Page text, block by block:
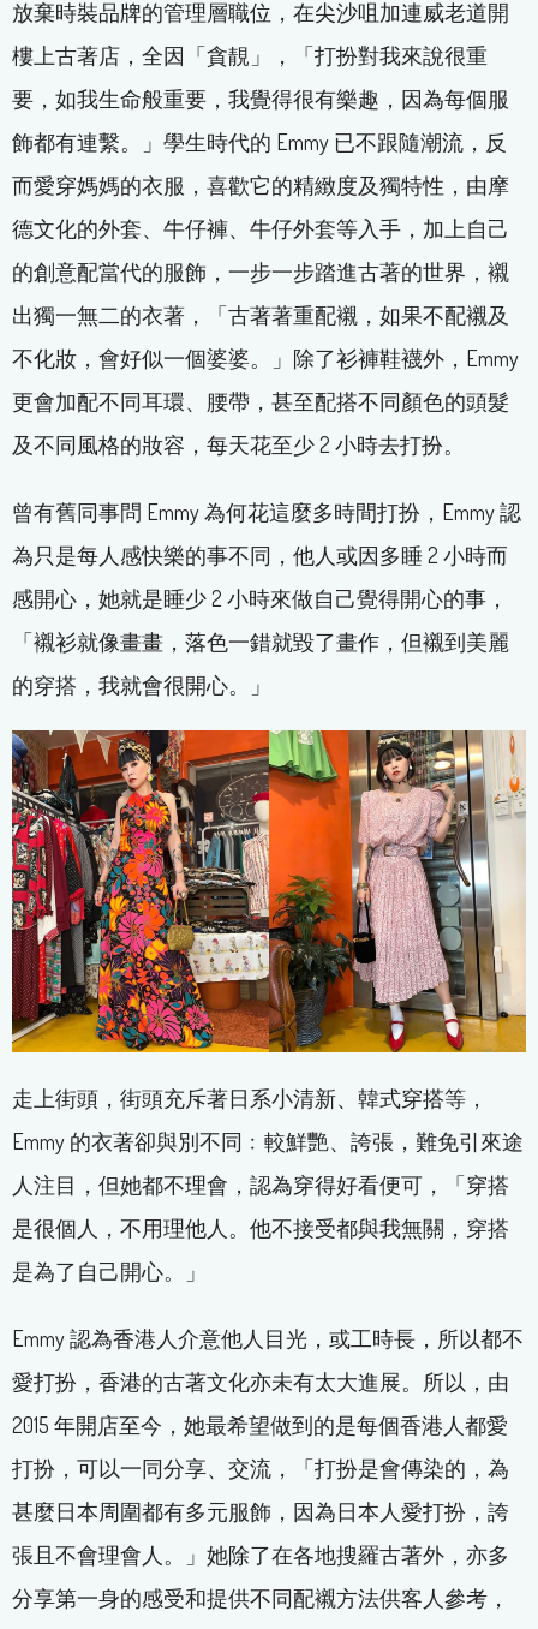
放棄時裝品牌的管理層職位，在尖沙咀加連威老道開
樓上古著店，全因「貪靚」，「打扮對我來說很重
要，如我生命般重要，我覺得很有樂趣，因為每個服
飾都有連繫。」學生時代的 Emmy 已不跟隨潮流，反
而愛穿媽媽的衣服，喜歡它的精緻度及獨特性，由摩
德文化的外套、牛仔褲、牛仔外套等入手，加上自己
的創意配當代的服飾，一步一步踏進古著的世界，襯
出獨一無二的衣著，「古著著重配襯，如果不配襯及
不化妝，會好似一個婆婆。」除了衫褲鞋襪外，Emmy
更會加配不同耳環、腰帶，甚至配搭不同顏色的頭髮
及不同風格的妝容，每天花至少 2 小時去打扮。
曾有舊同事問 Emmy 為何花這麼多時間打扮，Emmy 認
為只是每人感快樂的事不同，他人或因多睡 2 小時而
感開心，她就是睡少 2 小時來做自己覺得開心的事，
「襯衫就像畫畫，落色一錯就毀了畫作，但襯到美麗
的穿搭，我就會很開心。」
走上街頭，街頭充斥著日系小清新、韓式穿搭等，
Emmy 的衣著卻與別不同﹕較鮮艷、誇張，難免引來途
人注目，但她都不理會，認為穿得好看便可，「穿搭
是很個人，不用理他人。他不接受都與我無關，穿搭
是為了自己開心。」
Emmy 認為香港人介意他人目光，或工時長，所以都不
愛打扮，香港的古著文化亦未有太大進展。所以，由
2015 年開店至今，她最希望做到的是每個香港人都愛
打扮，可以一同分享、交流，「打扮是會傳染的，為
甚麼日本周圍都有多元服飾，因為日本人愛打扮，誇
張且不會理會人。」她除了在各地搜羅古著外，亦多
分享第一身的感受和提供不同配襯方法供客人參考，